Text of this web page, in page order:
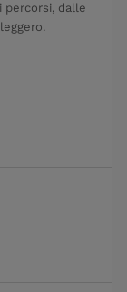
percorsi, dalle